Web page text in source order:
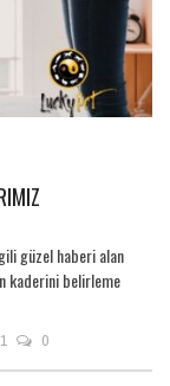
güzel haberi alan
kaderini belirleme
0